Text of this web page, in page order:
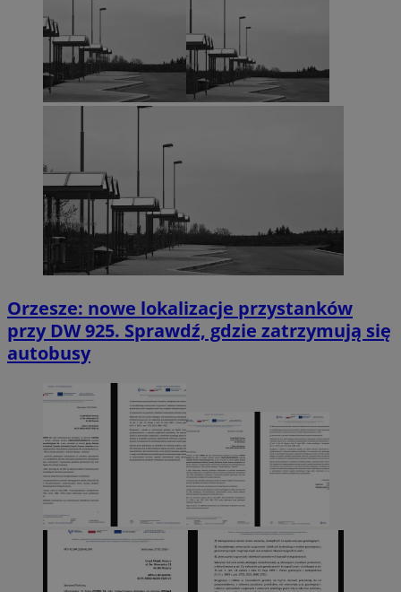
Orzesze: nowe lokalizacje przystanków
przy DW 925. Sprawdź, gdzie zatrzymują się
autobusy